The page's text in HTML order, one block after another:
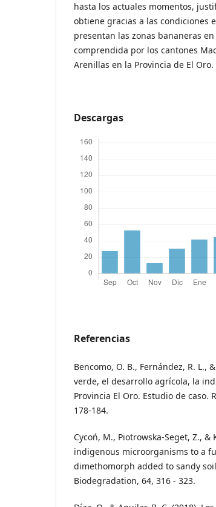
hasta los actuales momentos,
obtiene gracias a las condiciones
presentan las zonas bananeras
comprendida por los cantones
Arenillas en la Provincia de El Oro.
Descargas
Referencias
Bencomo, O. B., Fernández, R. L.,
verde, el desarrollo agrícola, la
Provincia El Oro. Estudio de caso.
178-184.
Cycoń, M., Piotrowska-Seget, Z., &
indigenous microorganisms to a
dimethomorph added to sandy
Biodegradation, 64, 316 - 323.